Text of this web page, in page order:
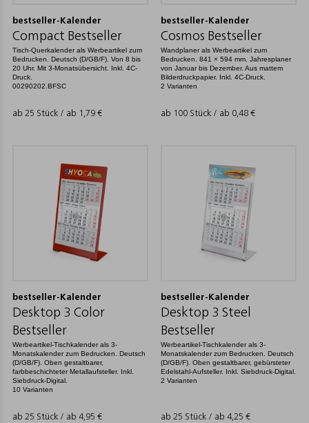
bestseller-Kalender
Compact Bestseller
Tisch-Querkalender als Werbeartikel zum
Bedrucken. Deutsch (D/GB/F). Von 8 bis
20 Uhr. Mit 3-Monatsübersicht. Inkl. 4C-
Druck.
00290202.BFSC
ab 25 Stück / ab 1,79 €
bestseller-Kalender
Cosmos Bestseller
Wandplaner als Werbeartikel zum
Bedrucken. 841 × 594 mm. Jahresplaner
von Januar bis Dezember. Aus mattem
Bilderdruckpapier. Inkl. 4C-Druck.
2 Varianten
ab 100 Stück / ab 0,48 €
bestseller-Kalender
Desktop 3 Color
Bestseller
Werbeartikel-Tischkalender als 3-
Monatskalender zum Bedrucken. Deutsch
(D/GB/F). Oben gestaltbarer,
farbbeschichteter Metallaufsteller. Inkl.
Siebdruck-Digital.
10 Varianten
ab 25 Stück / ab 4,95 €
bestseller-Kalender
Desktop 3 Steel
Bestseller
Werbeartikel-Tischkalender als 3-
Monatskalender zum Bedrucken. Deutsch
(D/GB/F). Oben gestaltbarer, gebürsteter
Edelstahl-Aufsteller. Inkl. Siebdruck-Digital.
2 Varianten
ab 25 Stück / ab 4,25 €